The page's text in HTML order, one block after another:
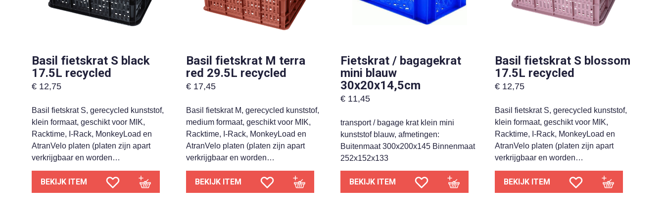
Basil fietskrat S black
17.5L recycled
€ 12,75
Basil fietskrat S, gerecycled kunststof,
klein formaat, geschikt voor MIK,
Racktime, I-Rack, MonkeyLoad en
AtranVelo platen (platen zijn apart
verkrijgbaar en worden…
BEKIJK ITEM
Basil fietskrat M terra
red 29.5L recycled
€ 17,45
Basil fietskrat M, gerecycled kunststof,
medium formaat, geschikt voor MIK,
Racktime, I-Rack, MonkeyLoad en
AtranVelo platen (platen zijn apart
verkrijgbaar en worden…
BEKIJK ITEM
Fietskrat / bagagekrat
mini blauw
30x20x14,5cm
€ 11,45
transport / bagage krat klein mini
kunststof blauw, afmetingen:
Buitenmaat 300x200x145 Binnenmaat
252x152x133
BEKIJK ITEM
Basil fietskrat S blossom
17.5L recycled
€ 12,75
Basil fietskrat S, gerecycled kunststof,
klein formaat, geschikt voor MIK,
Racktime, I-Rack, MonkeyLoad en
AtranVelo platen (platen zijn apart
verkrijgbaar en worden…
BEKIJK ITEM